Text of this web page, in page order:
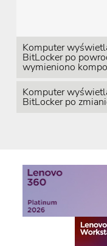
Komputer
BitLocker po
wymieniono
Komputer
BitLocker po